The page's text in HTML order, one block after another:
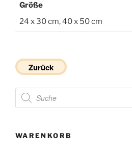
Größe
24 x 30 cm, 40 x 50 cm
Zurück
Products
search
WARENKORB